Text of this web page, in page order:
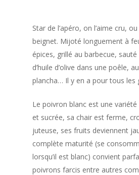
Star de l’apéro, on l’aime cru,
beignet. Mijoté longuement à
épices, grillé au barbecue,
d’huile d’olive dans une poêle,
plancha… Il y en a pour tous les
Le poivron blanc est une
et sucrée, sa chair est ferme,
juteuse, ses fruits deviennent
complète maturité (se
lorsqu’il est blanc) convient
poivrons farcis entre autres